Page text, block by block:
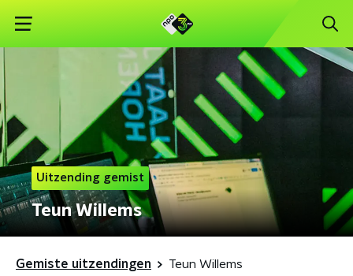
Uitzending gemist
Teun Willems
Gemiste uitzendingen Teun Willems